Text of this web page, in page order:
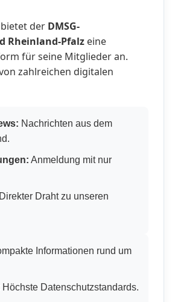
bietet der DMSG-
Rheinland-Pfalz eine
für seine Mitglieder an.
zahlreichen digitalen
Nachrichten aus dem
Anmeldung mit nur
Direkter Draht zu unseren
Informationen rund um
Höchste Datenschutzstandards.